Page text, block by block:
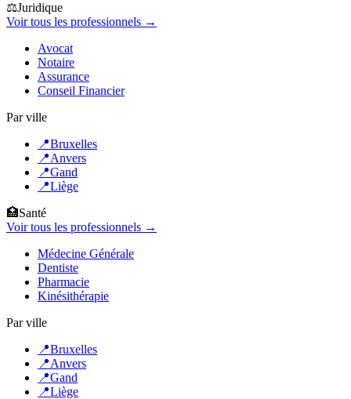
⚖️Juridique
Voir tous les professionnels →
Avocat
Notaire
Assurance
Conseil Financier
Par ville
📍Bruxelles
📍Anvers
📍Gand
📍Liège
🏥Santé
Voir tous les professionnels →
Médecine Générale
Dentiste
Pharmacie
Kinésithérapie
Par ville
📍Bruxelles
📍Anvers
📍Gand
📍Liège